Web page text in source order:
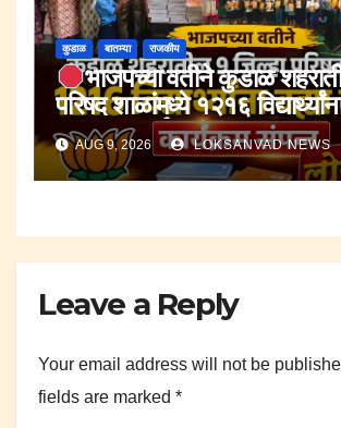
कुडाळ बातम्या राजकीय
भाजपच्या वतीने कुडाळ
परिषद शाळांमध्ये १२१६
वाटपाचा कार्यक्रम संपन्न.
AUG 9, 2026 LOKSANVAD NEWS
Leave a Reply
Your email address will not be
fields are marked *